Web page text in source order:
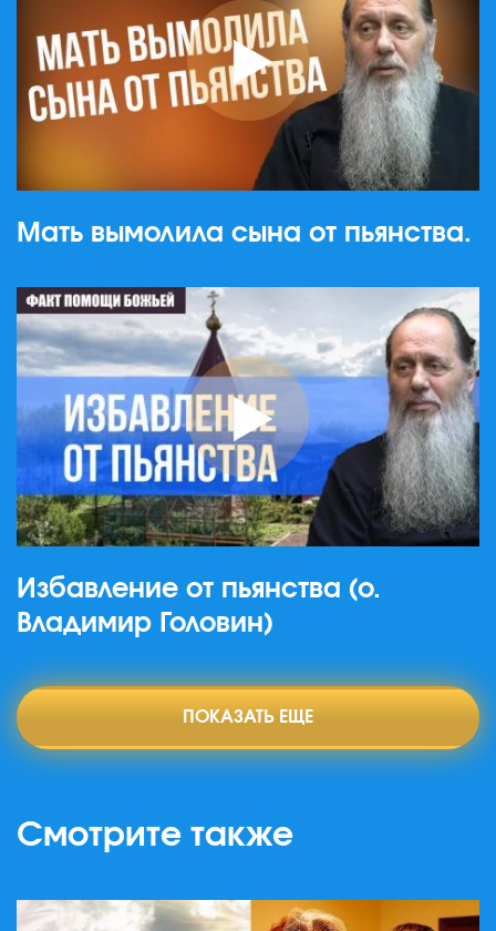
Мать вымолила сына от пьянства.
Избавление от пьянства (о.
Владимир Головин)
ПОКАЗАТЬ ЕЩЕ
Смотрите также